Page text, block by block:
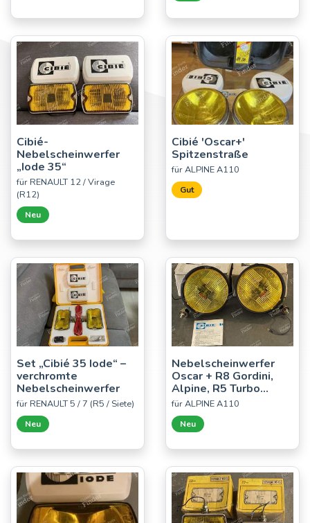
Cibié-
Nebelscheinwerfer
„Iode 35“
für RENAULT 12 / Virage
(R12)
Neu
Cibié 'Oscar+'
Spitzenstraße
für ALPINE A110
Gut
Set „Cibié 35 Iode“ –
verchromte
Nebelscheinwerfer
für RENAULT 5 / 7 (R5 / Siete)
Neu
Nebelscheinwerfer
Oscar + R8 Gordini,
Alpine, R5 Turbo...
für ALPINE A110
Neu